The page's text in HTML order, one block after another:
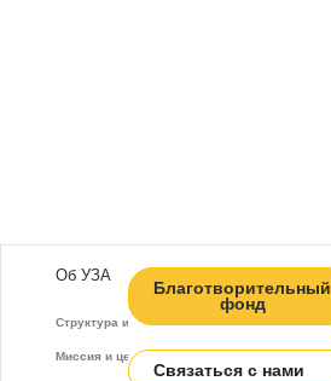
Об УЗА
Структура и функции
Миссия и цели
Благотворительный
фонд
Связаться с нами